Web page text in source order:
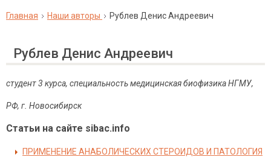
Главная Наши авторы Рублев Денис Андреевич
Рублев Денис Андреевич
студент 3 курса, специальность медицинская биофизика НГМУ,
РФ, г. Новосибирск
Статьи на сайте sibac.info
ПРИМЕНЕНИЕ АНАБОЛИЧЕСКИХ СТЕРОИДОВ И ПАТОЛОГИЯ